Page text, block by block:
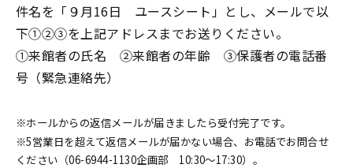
件名を「９月16日 ユースシート」とし、メールで以
下①②③を上記アドレスまでお送りください。
①来館者の氏名 ②来館者の年齢 ③保護者の電話番
号（緊急連絡先）
※ホールからの返信メールが届きましたら受付完了です。
※5営業日を超えて返信メールが届かない場合、お電話でお問合せ
ください（06-6944-1130企画部 10:30～17:30）。